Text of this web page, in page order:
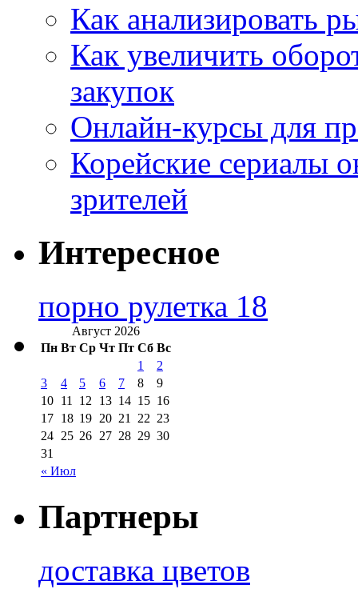
Как анализировать
Как увеличить
закупок
Онлайн-курсы для
Корейские сериалы
зрителей
Интересное
порно рулетка 18
Август 2026
Пн Вт Ср Чт Пт Сб Вс
« Июл
1
2
3
4 5 6 7 8
9
10 11 12 13 14 15 16
17 18 19 20 21 22 23
24 25 26 27 28 29 30
31
Партнеры
доставка цветов